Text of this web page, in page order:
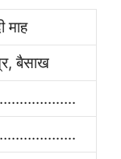
माह
बैसाख